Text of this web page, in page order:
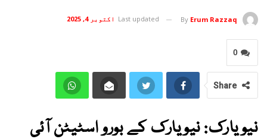
By Erum Razzaq
Last updated اکتوبر 4, 2025
0
Share
نیویارک: نیویارک کے بورو اسٹیٹن آئی